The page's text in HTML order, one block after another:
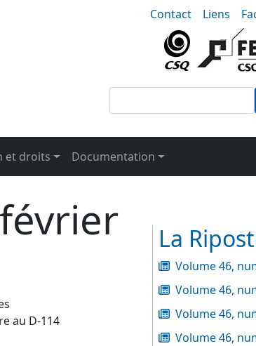
menu-secondaire
Contact Liens
et droits Documentation
au D-114
La
Volume 46,
Volume 46,
Volume 46,
Volume 46,